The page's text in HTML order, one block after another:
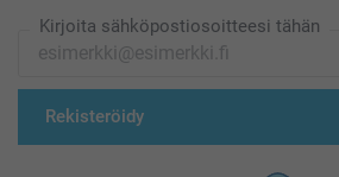
Kirjoita sähköpostiosoitteesi tähän
Rekisteröidy